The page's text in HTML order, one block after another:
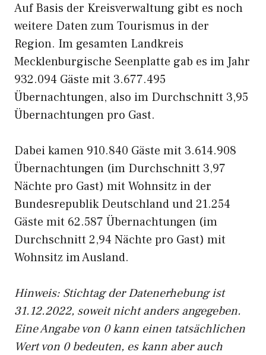
Auf Basis der Kreisverwaltung gibt es noch
weitere Daten zum Tourismus in der
Region. Im gesamten Landkreis
Mecklenburgische Seenplatte gab es im Jahr
932.094 Gäste mit 3.677.495
Übernachtungen, also im Durchschnitt 3,95
Übernachtungen pro Gast.
Dabei kamen 910.840 Gäste mit 3.614.908
Übernachtungen (im Durchschnitt 3,97
Nächte pro Gast) mit Wohnsitz in der
Bundesrepublik Deutschland und 21.254
Gäste mit 62.587 Übernachtungen (im
Durchschnitt 2,94 Nächte pro Gast) mit
Wohnsitz im Ausland.
Hinweis: Stichtag der Datenerhebung ist
31.12.2022, soweit nicht anders angegeben.
Eine Angabe von 0 kann einen tatsächlichen
Wert von 0 bedeuten, es kann aber auch